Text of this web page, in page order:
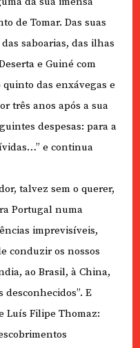
de Tomar. Das suas
saboarias, das ilhas
e Guiné com
das enxávegas e
três anos após a sua
despesas: para a
e continua
talvez sem o querer,
Portugal numa
imprevisíveis,
conduzir os nossos
ao Brasil, à China,
E
Luís Filipe Thomaz: